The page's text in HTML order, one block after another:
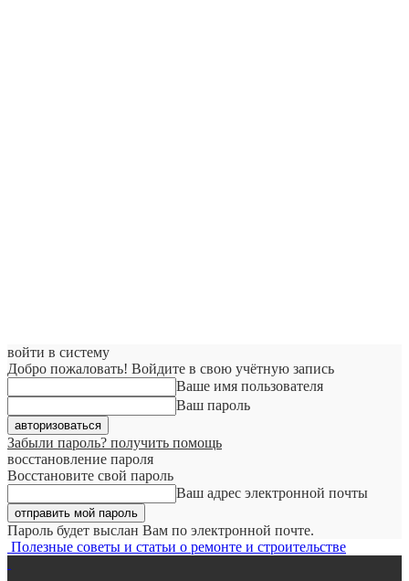
войти в систему
Добро пожаловать! Войдите в свою учётную запись
Ваше имя пользователя
Ваш пароль
Забыли пароль? получить помощь
восстановление пароля
Восстановите свой пароль
Ваш адрес электронной почты
Пароль будет выслан Вам по электронной почте.
Полезные советы и статьи о ремонте и строительстве